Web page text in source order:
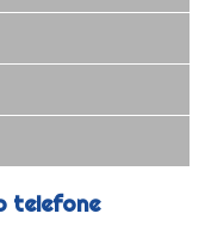
telefone